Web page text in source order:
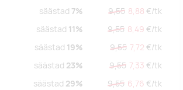
säästad 7% 9,55 8,88 €/tk
säästad 11% 9,55 8,49 €/tk
säästad 19% 9,55 7,72 €/tk
säästad 23% 9,55 7,33 €/tk
säästad 29% 9,55 6,76 €/tk